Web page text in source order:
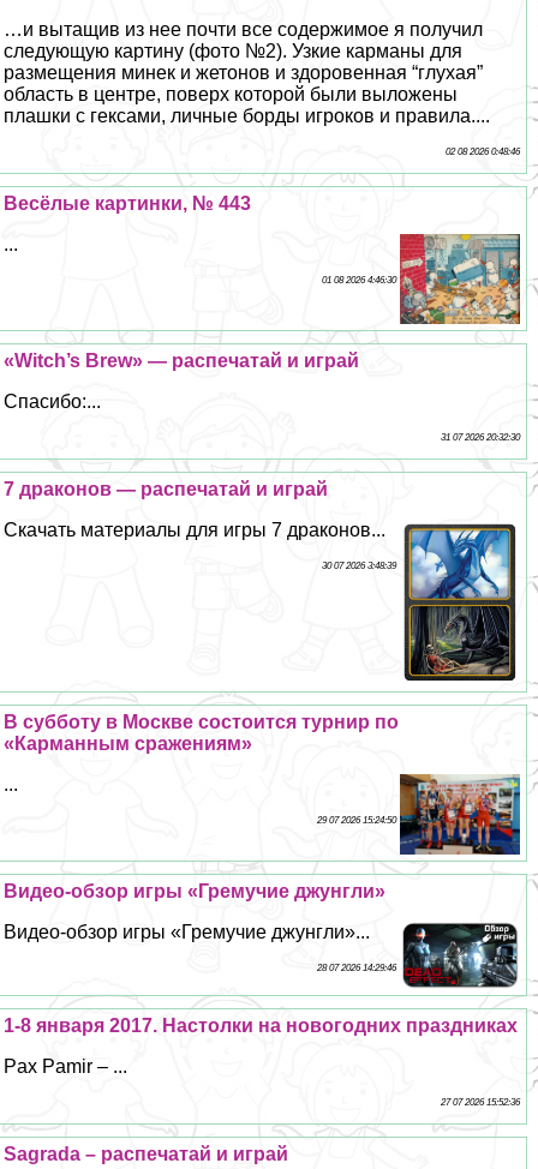
…и вытащив из нее почти все содержимое я получил
следующую картину (фото №2). Узкие карманы для
размещения минек и жетонов и здоровенная “глухая”
область в центре, поверх которой были выложены
плашки с гексами, личные борды игроков и правила....
02 08 2026 0:48:46
Весёлые картинки, № 443
...
01 08 2026 4:46:30
«Witch’s Brew» — распечатай и играй
Спасибо:...
31 07 2026 20:32:30
7 дpaконов — распечатай и играй
Скачать материалы для игры 7 дpaконов...
30 07 2026 3:48:39
В субботу в Москве состоится турнир по
«Карманным сражениям»
...
29 07 2026 15:24:50
Видео-обзор игры «Гремучие джунгли»
Видео-обзор игры «Гремучие джунгли»...
28 07 2026 14:29:46
1-8 января 2017. Настолки на новогодних праздниках
Pax Pamir – ...
27 07 2026 15:52:36
Sagrada – распечатай и играй